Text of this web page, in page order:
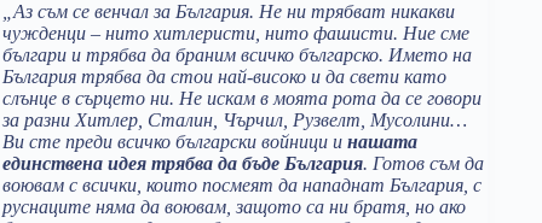
„Аз съм се венчал за България. Не ни трябват никакви
чужденци – нито хитлеристи, нито фашисти. Ние сме
българи и трябва да браним всичко българско. Името на
България трябва да стои най-високо и да свети като
слънце в сърцето ни. Не искам в моята рота да се говори
за разни Хитлер, Сталин, Чърчил, Рузвелт, Мусолини…
Ви сте преди всичко български войници и нашата
единствена идея трябва да бъде България. Готов съм да
воювам с всички, които посмеят да нападнат България, с
руснаците няма да воювам, защото са ни братя, но ако